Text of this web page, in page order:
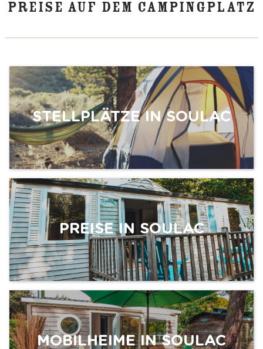
PREISE AUF DEM CAMPINGPLATZ
STELLPLÄTZE IN SOULAC
PREISE IN SOULAC
MOBILHEIME IN SOULAC